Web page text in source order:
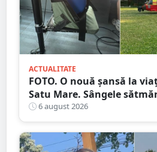
ACTUALITATE
FOTO. O nouă șansă la
Satu Mare. Sângele
într-o misiune contra
un transplant hepatic
6 august 2026